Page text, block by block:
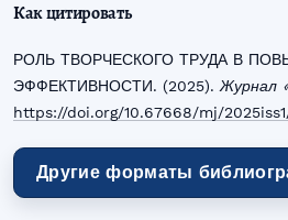
Как цитировать
РОЛЬ ТВОРЧЕСКОГО ТРУДА В
ЭФФЕКТИВНОСТИ. (2025). Журнал
https://doi.org/10.67668/mj/2025iss1/
Другие форматы